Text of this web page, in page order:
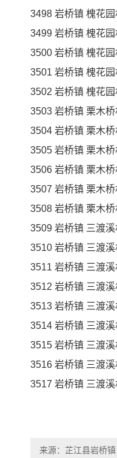
3498 岩桥镇 槐花
3499 岩桥镇 槐花
3500 岩桥镇 槐花
3501 岩桥镇 槐花
3502 岩桥镇 槐花
3503 岩桥镇 栗木
3504 岩桥镇 栗木
3505 岩桥镇 栗木
3506 岩桥镇 栗木
3507 岩桥镇 栗木
3508 岩桥镇 栗木
3509 岩桥镇 三渡
3510 岩桥镇 三渡
3511 岩桥镇 三渡
3512 岩桥镇 三渡
3513 岩桥镇 三渡
3514 岩桥镇 三渡
3515 岩桥镇 三渡
3516 岩桥镇 三渡
3517 岩桥镇 三渡
来源：芷江县岩桥镇